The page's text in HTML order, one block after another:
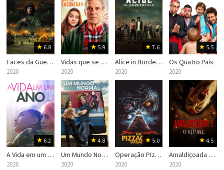
6.8
Faces da Guerra
2020
5.9
Vidas que se Encontram
2020
7.6
Alice in Borderland
2020
5.5
Os Quatro Pais
2020
6.2
A Vida em um Ano
2020
4.8
Um Mundo Normal
2020
5.0
Operação Pizzagate
2020
4.5
Amaldiçoada 2: O Ritual
2020